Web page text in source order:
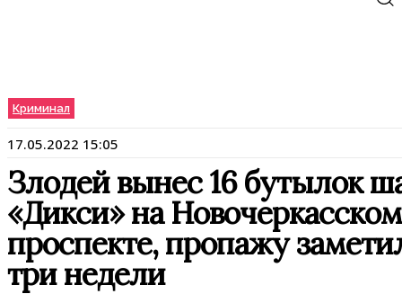
Криминал
17.05.2022 15:05
Злодей вынес 16 бутылок
«Дикси» на Новочеркасском
проспекте, пропажу
три недели